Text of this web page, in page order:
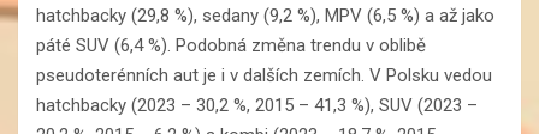
hatchbacky (29,8 %), sedany (9,2 %), MPV (6,5 %) a až jako
páté SUV (6,4 %). Podobná změna trendu v oblibě
pseudoterénních aut je i v dalších zemích. V Polsku vedou
hatchbacky (2023 – 30,2 %, 2015 – 41,3 %), SUV (2023 –